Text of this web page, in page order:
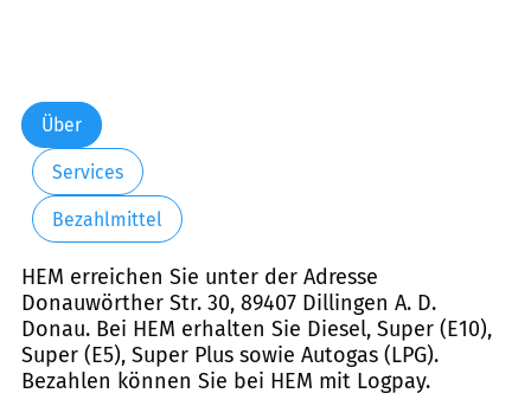
Über
Services
Bezahlmittel
HEM erreichen Sie unter der Adresse
Donauwörther Str. 30, 89407 Dillingen A. D.
Donau. Bei HEM erhalten Sie Diesel, Super (E10),
Super (E5), Super Plus sowie Autogas (LPG).
Bezahlen können Sie bei HEM mit Logpay.